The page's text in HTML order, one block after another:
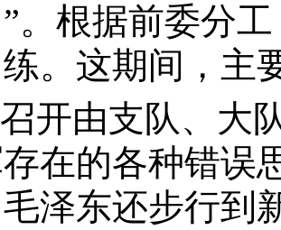
。根据前委分
。这期间，主
开由支队、大
在的各种错误
泽东还步行到